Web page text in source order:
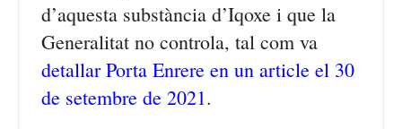
d’aquesta substància d’Iqoxe i que la
Generalitat no controla, tal com va
detallar Porta Enrere en un article el 30
de setembre de 2021.